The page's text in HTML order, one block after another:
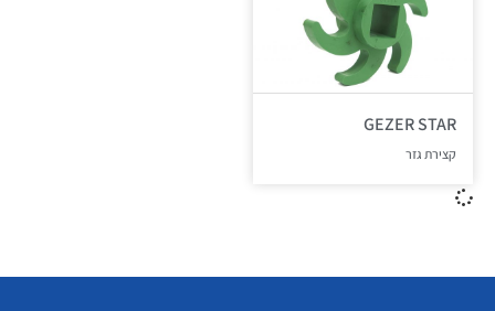
GEZER STAR
קצירת גזר